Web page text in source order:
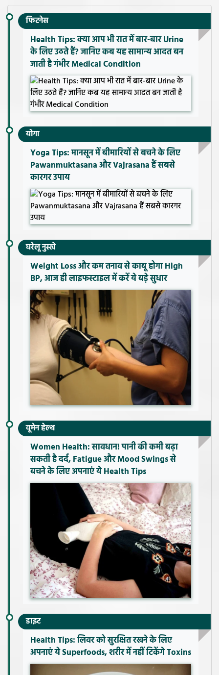
फिटनेस
Health Tips: क्या आप भी रात में बार-बार Urine
के लिए उठते हैं? जानिए कब यह सामान्य आदत बन
जाती है गंभीर Medical Condition
योगा
Yoga Tips: मानसून में बीमारियों से बचने के लिए
Pawanmuktasana और Vajrasana हैं सबसे
कारगर उपाय
घरेलू नुस्खे
Weight Loss और कम तनाव से काबू होगा High
BP, आज ही लाइफस्टाइल में करें ये बड़े सुधार
वूमेन हेल्थ
Women Health: सावधान! पानी की कमी बढ़ा
सकती है दर्द, Fatigue और Mood Swings से
बचने के लिए अपनाएं ये Health Tips
डाइट
Health Tips: लिवर को सुरक्षित रखने के लिए
अपनाएं ये Superfoods, शरीर में नहीं टिकेंगे Toxins